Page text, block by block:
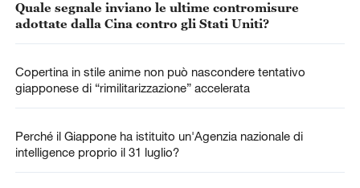
Quale segnale inviano le ultime contromisure
adottate dalla Cina contro gli Stati Uniti?
Copertina in stile anime non può nascondere tentativo
giapponese di “rimilitarizzazione” accelerata
Perché il Giappone ha istituito un'Agenzia nazionale di
intelligence proprio il 31 luglio?